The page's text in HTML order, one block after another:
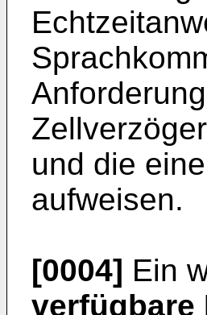
und die
aufweisen.
[0004] Ein
verfügbare